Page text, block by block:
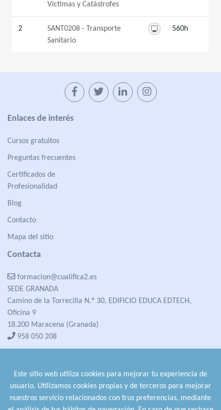
Víctimas y Catástrofes
2
SANT0208 - Transporte
Sanitario
560h
Enlaces de interés
Cursos gratuitos
Preguntas frecuentes
Certificados de
Profesionalidad
Blog
Contacto
Mapa del sitio
Contacta
formacion@cualifica2.es
SEDE GRANADA
Camino de la Torrecilla N.º 30, EDIFICIO EDUCA EDTECH,
Oficina 9
18.200 Maracena (Granada)
958 050 208
Este sitio web utiliza cookies para mejorar tu experiencia de
usuario. Utilizamos cookies propias y de terceros para mejorar
nuestros servicio relacionados con trus preferencias, mediante